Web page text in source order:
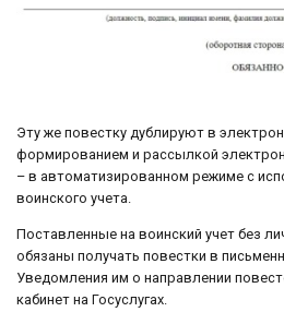
Эту же повестку дублируют в
формированием и рассылкой
– в автоматизированном режиме с
воинского учета.
Поставленные на воинский учет без
обязаны получать повестки в
Уведомления им о направлении
кабинет на Госуслугах.